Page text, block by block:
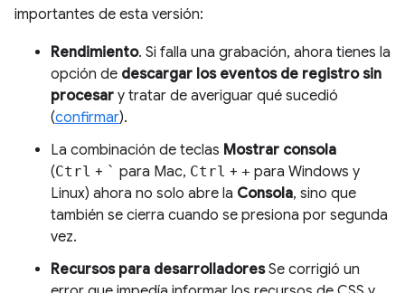
importantes de esta versión:
Rendimiento. Si falla una grabación, ahora tienes la
opción de descargar los eventos de registro sin
procesar y tratar de averiguar qué sucedió
(confirmar).
La combinación de teclas Mostrar consola
(Ctrl + ` para Mac, Ctrl + + para Windows y
Linux) ahora no solo abre la Consola, sino que
también se cierra cuando se presiona por segunda
vez.
Recursos para desarrolladoresSe corrigió un